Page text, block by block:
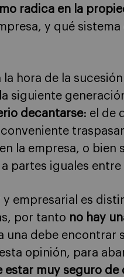
radica en la
y qué
la hora de la
siguiente
decantarse: el de
la empresa, o
partes iguales
empresarial es
por tanto no hay
una debe encontrar
opinión, para
estar muy seguro